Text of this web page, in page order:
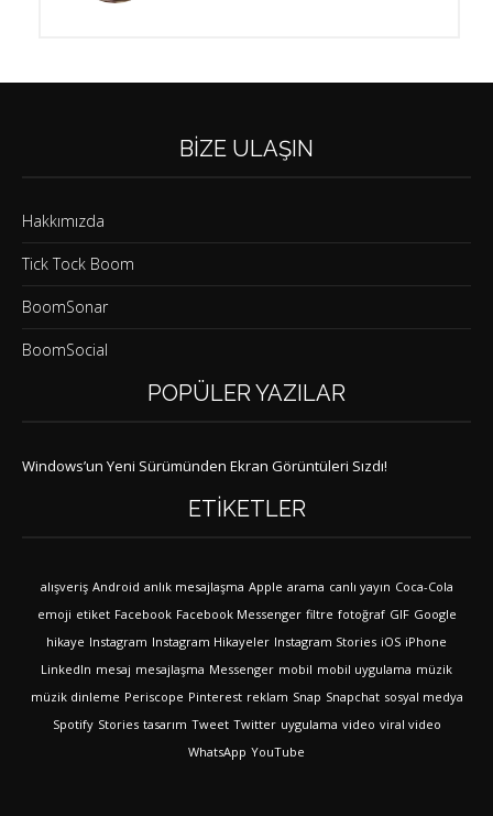
BIZE ULAŞIN
Hakkımızda
Tick Tock Boom
BoomSonar
BoomSocial
POPÜLER YAZILAR
Windows’un Yeni Sürümünden Ekran Görüntüleri Sızdı!
ETIKETLER
alışveriş Android anlık mesajlaşma Apple arama canlı yayın Coca-Cola
emoji etiket Facebook Facebook Messenger filtre fotoğraf GIF Google
hikaye Instagram Instagram Hikayeler Instagram Stories iOS iPhone
LinkedIn mesaj mesajlaşma Messenger mobil mobil uygulama müzik
müzik dinleme Periscope Pinterest reklam Snap Snapchat sosyal medya
Spotify Stories tasarım Tweet Twitter uygulama video viral video
WhatsApp YouTube